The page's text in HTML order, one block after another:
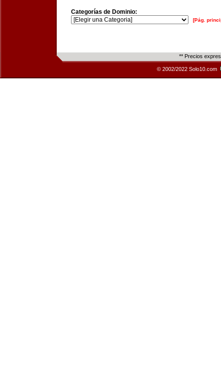
Categorías de Dominio:
[Pág.
** Precios
© 2002/2022 Solo10.com